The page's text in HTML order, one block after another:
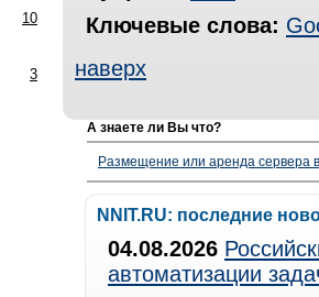
10
3
Ключевые слова:
наверх
А знаете ли Вы что?
Размещение или аренда сервера
NNIT.RU: последние
04.08.2026
автоматизации